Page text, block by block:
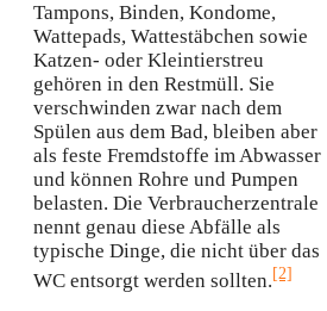
Tampons, Binden, Kondome,
Wattepads, Wattestäbchen sowie
Katzen- oder Kleintierstreu
gehören in den Restmüll. Sie
verschwinden zwar nach dem
Spülen aus dem Bad, bleiben aber
als feste Fremdstoffe im Abwasser
und können Rohre und Pumpen
belasten. Die Verbraucherzentrale
nennt genau diese Abfälle als
typische Dinge, die nicht über das
WC entsorgt werden sollten.[2]